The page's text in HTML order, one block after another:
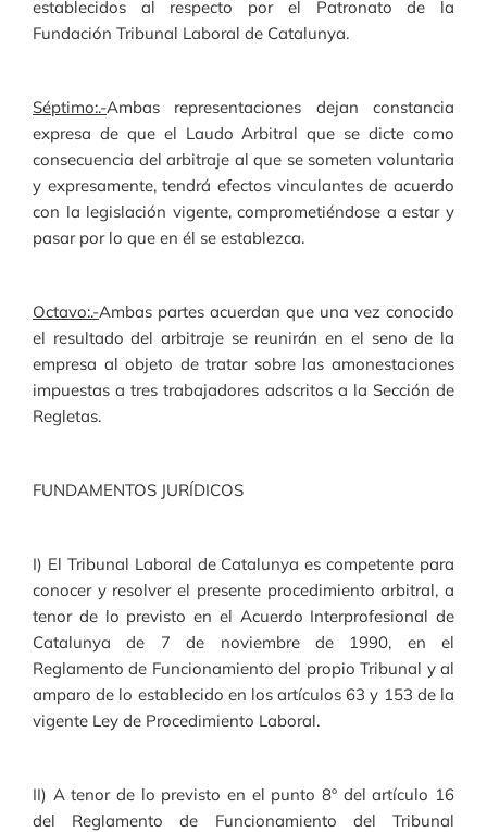
establecidos al respecto por el Patronato de la
Fundación Tribunal Laboral de Catalunya.
Séptimo:.-Ambas representaciones dejan constancia
expresa de que el Laudo Arbitral que se dicte como
consecuencia del arbitraje al que se someten voluntaria
y expresamente, tendrá efectos vinculantes de acuerdo
con la legislación vigente, comprometiéndose a estar y
pasar por lo que en él se establezca.
Octavo:.-Ambas partes acuerdan que una vez conocido
el resultado del arbitraje se reunirán en el seno de la
empresa al objeto de tratar sobre las amonestaciones
impuestas a tres trabajadores adscritos a la Sección de
Regletas.
FUNDAMENTOS JURÍDICOS
I) El Tribunal Laboral de Catalunya es competente para
conocer y resolver el presente procedimiento arbitral, a
tenor de lo previsto en el Acuerdo Interprofesional de
Catalunya de 7 de noviembre de 1990, en el
Reglamento de Funcionamiento del propio Tribunal y al
amparo de lo establecido en los artículos 63 y 153 de la
vigente Ley de Procedimiento Laboral.
II) A tenor de lo previsto en el punto 8º del artículo 16
del Reglamento de Funcionamiento del Tribunal